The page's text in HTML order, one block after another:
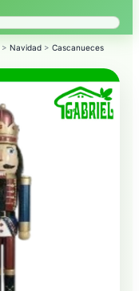
> Navidad > Cascanueces